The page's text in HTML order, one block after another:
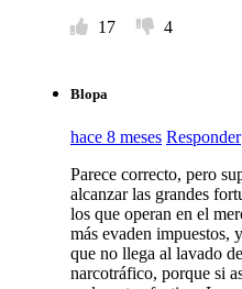
17
4
Blopa
hace 8 meses Responder
Parece correcto, pero
alcanzar las grandes
los que operan en el
más evaden impuestos,
que no llega al lavado
narcotráfico, porque si